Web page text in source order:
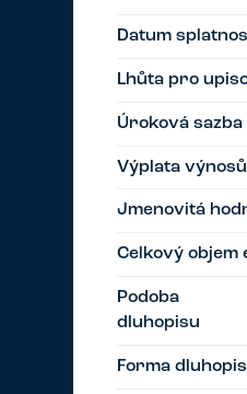
Datum
Lhůta pro
Úroková sazba
Výplata výnosů
Jmenovitá
Celkový objem
Podoba
dluhopisu
Forma